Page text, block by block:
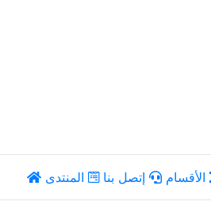
الأقسام إتصل بنا المنتدى